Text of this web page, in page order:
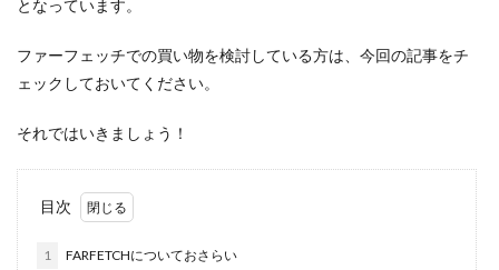
となっています。
ファーフェッチでの買い物を検討している方は、今回の記事をチ
ェックしておいてください。
それではいきましょう！
目次
1 FARFETCHについておさらい